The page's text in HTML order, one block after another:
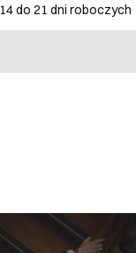
14 do 21 dni roboczych